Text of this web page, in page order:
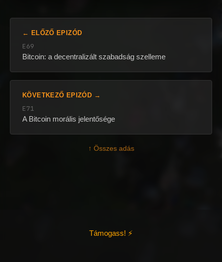
← ELŐZŐ EPIZÓD
E69
Bitcoin: a decentralizált szabadság szelleme
KÖVETKEZŐ EPIZÓD →
E71
A Bitcoin morális jelentősége
↑ Összes adás
Támogass! ⚡